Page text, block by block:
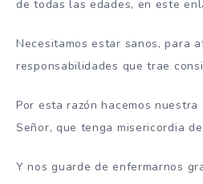
de todas las edades, en este
Necesitamos estar sanos, para
responsabilidades que trae
Por esta razón hacemos
Señor, que tenga misericordia
Y nos guarde de enfermarnos